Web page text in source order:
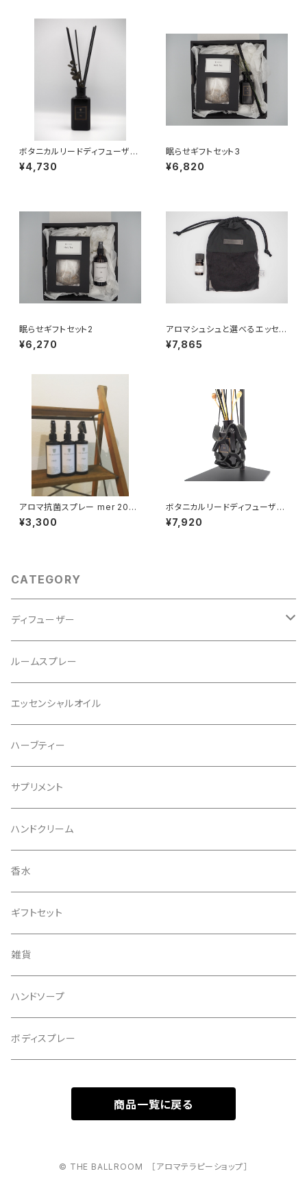
ボタニカルリードディフューザー
02
¥4,730
眠らせギフトセット3
¥6,820
眠らせギフトセット2
¥6,270
アロマシュシュと選べるエッセン
シャルオイルギフトセット
¥7,865
アロマ抗菌スプレー mer 200
ml
¥3,300
ボタニカルリードディフューザー
&ボタニカルリードディフューザ
ー用レザーハンギングギフトセッ
¥7,920
CATEGORY
ディフューザー
レフィル
リフィル
ルームスプレー
エッセンシャルオイル
ハーブティー
サプリメント
ハンドクリーム
香水
ギフトセット
雑貨
ハンドソープ
ボディスプレー
商品一覧に戻る
© THE BALLROOM ［アロマテラピーショップ］